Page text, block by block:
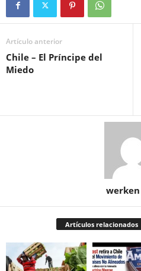
Artículo anterior
Chile – El Príncipe del
Miedo
Artículos relacionados